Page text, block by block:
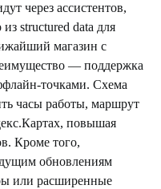
через ассистентов,
structured data для
магазин с
— поддержка
точками. Схема
часы работы, маршрут
повышая
Кроме того,
обновлениям
или расширенные